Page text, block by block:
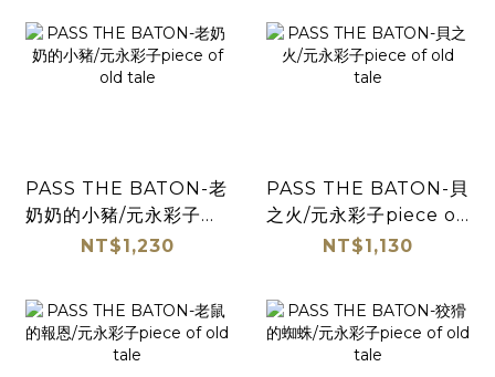
PASS THE BATON-老
奶奶的小豬/元永彩子
piece of old tale
NT$1,230
PASS THE BATON-貝
之火/元永彩子piece of
old taleNT$1,130